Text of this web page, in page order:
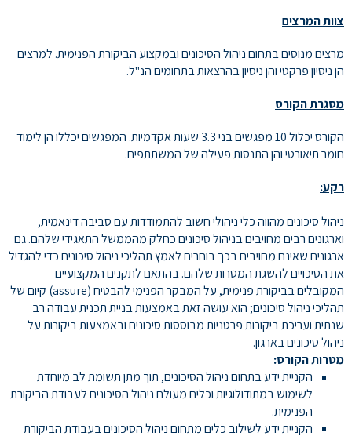
צוות המרצים
מרצים מנוסים בתחום ניהול הסיכונים ובמקצוע הביקורת הפנימית. למרצים
הן ניסיון פרקטי והן ניסיון בהרצאות בתחומים הנ"ל.
מסגרת הקורס
הקורס יכלול 10 מפגשים בני 3.3 שעות אקדמיות. המפגשים יכללו הן לימוד
חומר תיאורטי והן התנסות פעילה של המשתתפים.
רקע:
ניהול סיכונים מהווה כלי ניהולי חשוב להתמודדות עם סביבה דינאמית,
וארגונים רבים מחויבים בניהול סיכונים כחלק מהממשל התאגידי שלהם. גם
ארגונים שאינם מחויבים בכך בוחרים לאמץ תהליכי ניהול סיכונים כדי להגדיל
את הסיכויים להשגת המטרות שלהם. בהתאם לתקנים המקצועיים
המקובלים בביקורת פנימית, על המבקר הפנימי להבטיח (assure) קיום של
תהליכי ניהול סיכונים; הוא עושה זאת באמצעות בניית תכנית עבודה רב
שנתית ועריכת ביקורות פרטניות מבוססות סיכונים ובאמצעות ביקורות על
ניהול סיכונים בארגון.
מטרות הקורס:
הקניית ידע בתחום ניהול הסיכונים, תוך מתן תשומת לב מיוחדת
לשימוש במתודולוגיות וכלים מעולם ניהול הסיכונים לעבודת הביקורת
הפנימית.
הקניית ידע לשילוב כלים מתחום ניהול הסיכונים בעבודת הביקורת